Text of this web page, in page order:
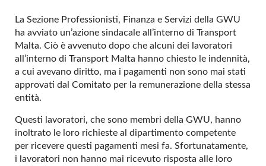
La Sezione Professionisti, Finanza e Servizi della GWU
ha avviato un’azione sindacale all’interno di Transport
Malta. Ciò è avvenuto dopo che alcuni dei lavoratori
all’interno di Transport Malta hanno chiesto le indennità,
a cui avevano diritto, ma i pagamenti non sono mai stati
approvati dal Comitato per la remunerazione della stessa
entità.
Questi lavoratori, che sono membri della GWU, hanno
inoltrato le loro richieste al dipartimento competente
per ricevere questi pagamenti mesi fa. Sfortunatamente,
i lavoratori non hanno mai ricevuto risposta alle loro